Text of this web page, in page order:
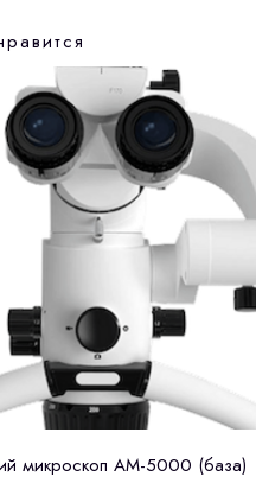
микроскоп АМ-5000 (база)